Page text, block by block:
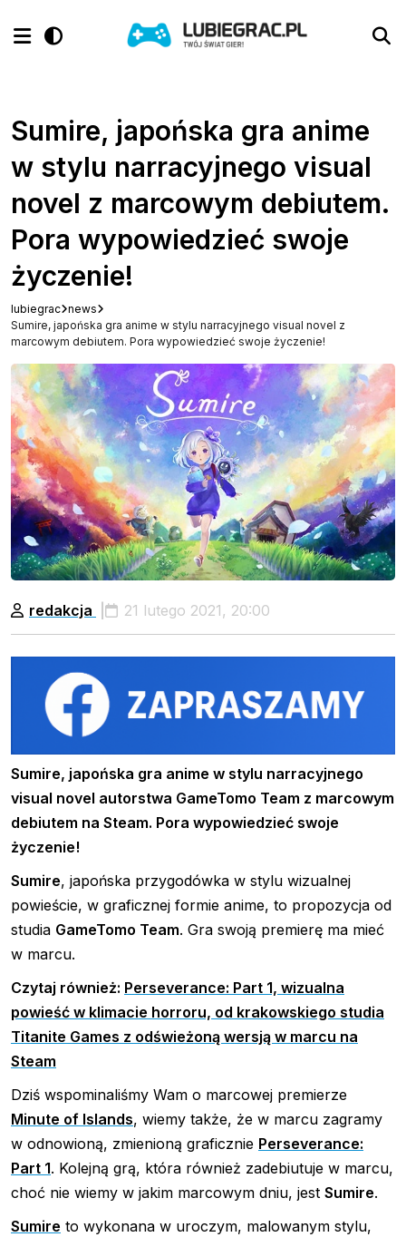
Sumire, japońska gra anime
w stylu narracyjnego visual
novel z marcowym debiutem.
Pora wypowiedzieć swoje
życzenie!
lubiegrac news
Sumire, japońska gra anime w stylu narracyjnego visual novel z
marcowym debiutem. Pora wypowiedzieć swoje życzenie!
redakcja 21 lutego 2021, 20:00
Sumire, japońska gra anime w stylu narracyjnego
visual novel autorstwa GameTomo Team z marcowym
debiutem na Steam. Pora wypowiedzieć swoje
życzenie!
Sumire, japońska przygodówka w stylu wizualnej
powieście, w graficznej formie anime, to propozycja od
studia GameTomo Team. Gra swoją premierę ma mieć
w marcu.
Czytaj również: Perseverance: Part 1, wizualna
powieść w klimacie horroru, od krakowskiego studia
Titanite Games z odświeżoną wersją w marcu na
Steam
Dziś wspominaliśmy Wam o marcowej premierze
Minute of Islands, wiemy także, że w marcu zagramy
w odnowioną, zmienioną graficznie Perseverance:
Part 1. Kolejną grą, która również zadebiutuje w marcu,
choć nie wiemy w jakim marcowym dniu, jest Sumire.
Sumire to wykonana w uroczym, malowanym stylu,